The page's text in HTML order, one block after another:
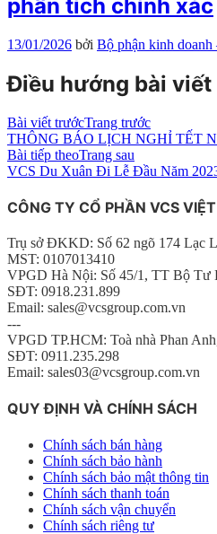
phân tích chính xác
13/01/2026 bởi Bộ phận kinh
Điều hướng bài viết
Bài viết trướcTrang trước
THÔNG BÁO LỊCH NGHỈ TẾT
Bài tiếp theoTrang sau
VCS Du Xuân Đi Lễ Đầu Năm
CÔNG TY CỔ PHẦN VCS
Trụ sở ĐKKD: Số 62 ngõ 174 Lạc
MST: 0107013410
VPGD Hà Nội: Số 45/1, TT Bộ Tư
SĐT: 0918.231.899
Email: sales@vcsgroup.com.vn
---
VPGD TP.HCM: Toà nhà Phan
SĐT: 0911.235.298
Email: sales03@vcsgroup.com.vn
QUY ĐỊNH VÀ CHÍNH SÁCH
Chính sách bán hàng
Chính sách bảo hành
Chính sách bảo mật thông tin
Chính sách thanh toán
Chính sách vận chuyển
Chính sách riêng tư